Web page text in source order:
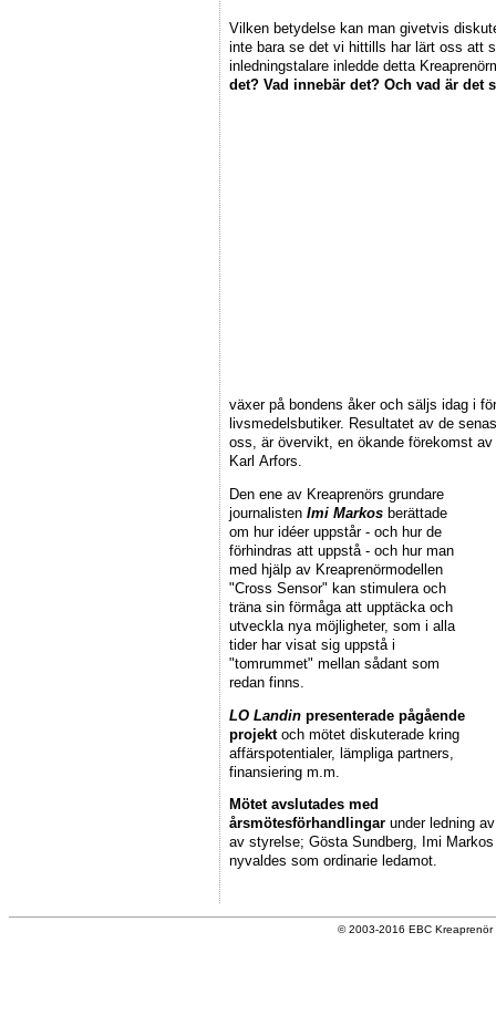
Vilken betydelse kan man givetvis
inte bara se det vi hittills har lärt oss att
inledningstalare inledde detta
det? Vad innebär det? Och vad är
växer på bondens åker och säljs idag i
livsmedelsbutiker. Resultatet av de
oss, är övervikt, en ökande förekomst
Karl Arfors.
Den ene av Kreaprenörs grundare
journalisten Imi Markos berättade
om hur idéer uppstår - och hur de
förhindras att uppstå - och hur man
med hjälp av Kreaprenörmodellen
"Cross Sensor" kan stimulera och
träna sin förmåga att upptäcka och
utveckla nya möjligheter, som i alla
tider har visat sig uppstå i
"tomrummet" mellan sådant som
redan finns.
LO Landin presenterade pågående
projektoch mötet diskuterade kring
affärspotentialer, lämpliga partners,
finansiering m.m.
Mötet avslutades med
årsmötesförhandlingar under ledning
av styrelse; Gösta Sundberg, Imi
nyvaldes som ordinarie ledamot.
© 2003-2016 EBC Kreaprenör